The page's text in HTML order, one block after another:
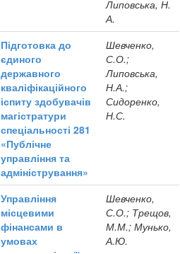
Липовська, Н.
А.
Підготовка до
єдиного
державного
кваліфікаційного
іспиту здобувачів
магістратури
спеціальності 281
«Публічне
управління та
адміністрування»
Шевченко,
С.О.;
Липовська,
Н.А.;
Сидоренко,
Н.С.
Управління
місцевими
фінансами в
умовах
Шевченко,
С.О.; Трещов,
М.М.; Мунько,
А.Ю.